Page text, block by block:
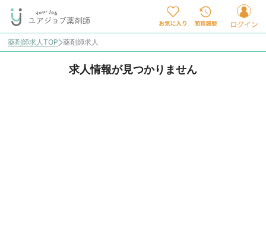
薬剤師求人TOP 薬剤師求人
求人情報が見つかりません